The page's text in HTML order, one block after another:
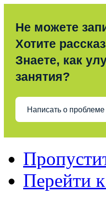
Не можете
Хотите
Знаете, как
занятия?
Написать о проблеме
Перейти